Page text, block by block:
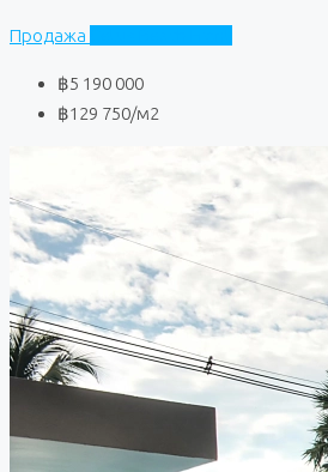
Продажа
฿5 190 000
฿129 750/м2